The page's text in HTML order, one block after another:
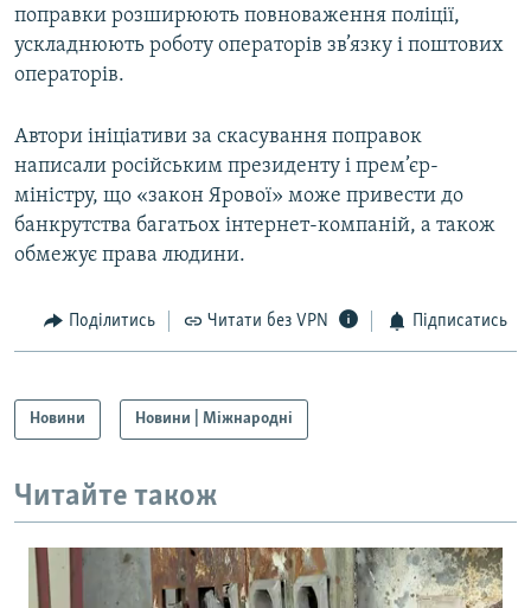
поправки розширюють повноваження поліції,
ускладнюють роботу операторів зв’язку і поштових
операторів.
Автори ініціативи за скасування поправок
написали російським президенту і прем’єр-
міністру, що «закон Ярової» може привести до
банкрутства багатьох інтернет-компаній, а також
обмежує права людини.
Поділитись Читати без VPN Підписатись
Новини Новини | Міжнародні
Читайте також